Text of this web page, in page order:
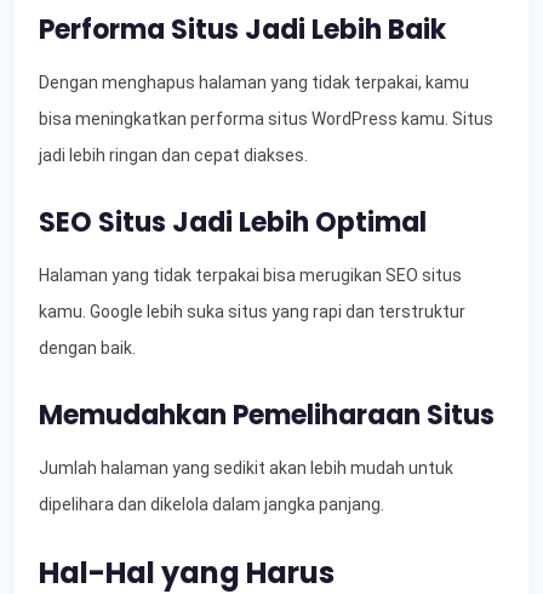
Performa Situs Jadi Lebih Baik
Dengan menghapus halaman yang tidak terpakai, kamu
bisa meningkatkan performa situs WordPress kamu. Situs
jadi lebih ringan dan cepat diakses.
SEO Situs Jadi Lebih Optimal
Halaman yang tidak terpakai bisa merugikan SEO situs
kamu. Google lebih suka situs yang rapi dan terstruktur
dengan baik.
Memudahkan Pemeliharaan Situs
Jumlah halaman yang sedikit akan lebih mudah untuk
dipelihara dan dikelola dalam jangka panjang.
Hal-Hal yang Harus